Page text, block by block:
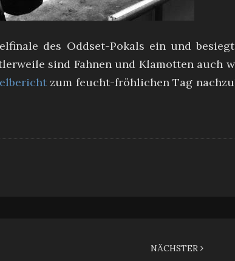
des Oddset-Pokals ein und
sind Fahnen und Klamotten auch
zum feucht-fröhlichen Tag
NÄCHSTER